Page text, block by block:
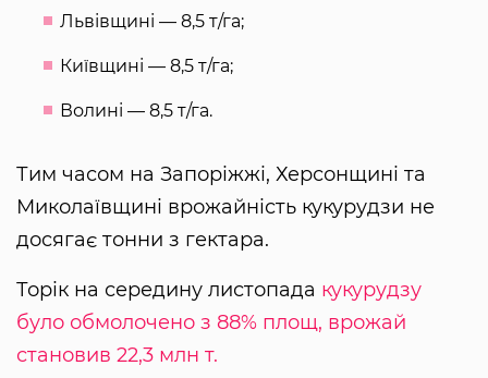
Львівщині — 8,5 т/га;
Київщині — 8,5 т/га;
Волині — 8,5 т/га.
Тим часом на Запоріжжі, Херсонщині та
Миколаївщині врожайність кукурудзи не
досягає тонни з гектара.
Торік на середину листопада кукурудзу
було обмолочено з 88% площ, врожай
становив 22,3 млн т.